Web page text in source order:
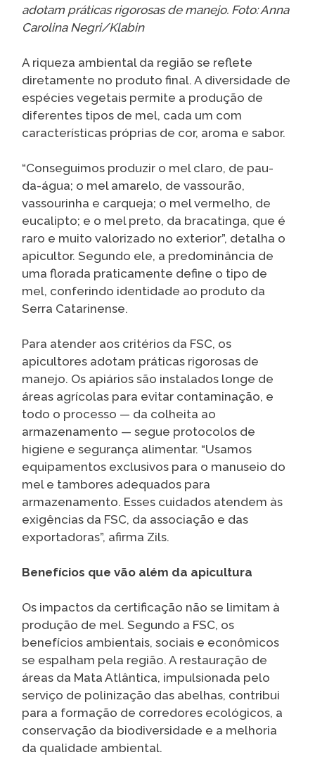
adotam práticas rigorosas de manejo. Foto: Anna
Carolina Negri/Klabin
A riqueza ambiental da região se reflete
diretamente no produto final. A diversidade de
espécies vegetais permite a produção de
diferentes tipos de mel, cada um com
características próprias de cor, aroma e sabor.
“Conseguimos produzir o mel claro, de pau-
da-água; o mel amarelo, de vassourão,
vassourinha e carqueja; o mel vermelho, de
eucalipto; e o mel preto, da bracatinga, que é
raro e muito valorizado no exterior”, detalha o
apicultor. Segundo ele, a predominância de
uma florada praticamente define o tipo de
mel, conferindo identidade ao produto da
Serra Catarinense.
Para atender aos critérios da FSC, os
apicultores adotam práticas rigorosas de
manejo. Os apiários são instalados longe de
áreas agrícolas para evitar contaminação, e
todo o processo — da colheita ao
armazenamento — segue protocolos de
higiene e segurança alimentar. “Usamos
equipamentos exclusivos para o manuseio do
mel e tambores adequados para
armazenamento. Esses cuidados atendem às
exigências da FSC, da associação e das
exportadoras”, afirma Zils.
Benefícios que vão além da apicultura
Os impactos da certificação não se limitam à
produção de mel. Segundo a FSC, os
benefícios ambientais, sociais e econômicos
se espalham pela região. A restauração de
áreas da Mata Atlântica, impulsionada pelo
serviço de polinização das abelhas, contribui
para a formação de corredores ecológicos, a
conservação da biodiversidade e a melhoria
da qualidade ambiental.